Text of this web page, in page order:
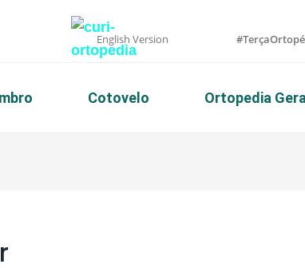
English Version
Cotovelo Ortopedia Geral